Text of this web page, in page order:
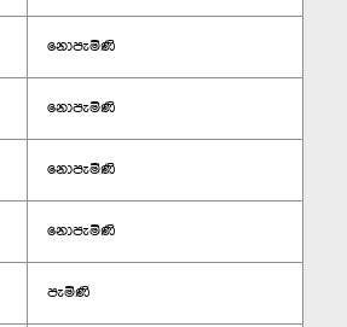
නොපැමිණි
නොපැමිණි
නොපැමිණි
නොපැමිණි
පැමිණි